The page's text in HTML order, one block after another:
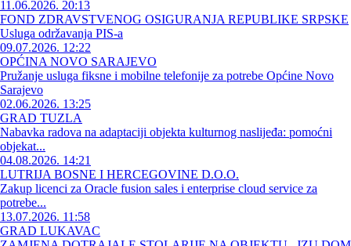
11.06.2026. 20:13
FOND ZDRAVSTVENOG OSIGURANJA REPUBLIKE SRPSKE
Usluga održavanja PIS-a
09.07.2026. 12:22
OPĆINA NOVO SARAJEVO
Pružanje usluga fiksne i mobilne telefonije za potrebe Općine Novo
Sarajevo
02.06.2026. 13:25
GRAD TUZLA
Nabavka radova na adaptaciji objekta kulturnog naslijeđa: pomoćni
objekat...
04.08.2026. 14:21
LUTRIJA BOSNE I HERCEGOVINE D.O.O.
Zakup licenci za Oracle fusion sales i enterprise cloud service za
potrebe...
13.07.2026. 11:58
GRAD LUKAVAC